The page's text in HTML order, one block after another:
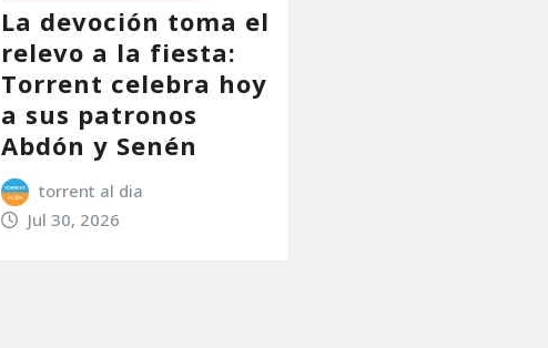
La devoción toma el
relevo a la fiesta:
Torrent celebra hoy
a sus patronos
Abdón y Senén
torrent al dia
Jul 30, 2026